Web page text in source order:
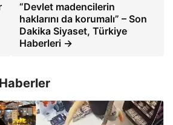
“Devlet madencilerin
haklarını da korumalı” – Son
Dakika Siyaset, Türkiye
Haberleri →